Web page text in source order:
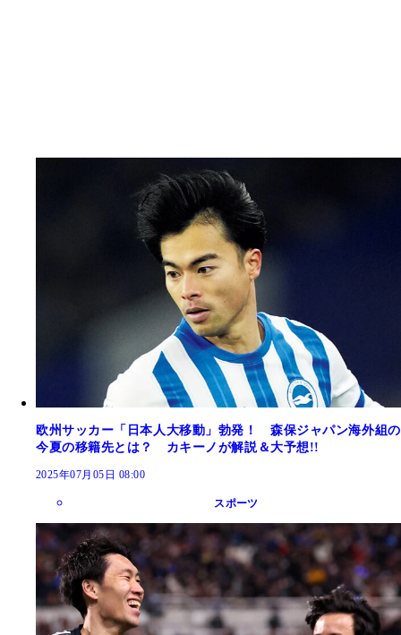
欧州サッカー「日本人大移動」勃発！ 森保ジャパン海外組の
今夏の移籍先とは？ カキーノが解説＆大予想!!
2025年07月05日 08:00
スポーツ